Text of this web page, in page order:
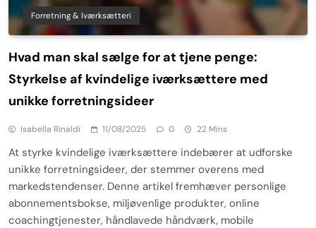
Forretning & Iværksætteri
Hvad man skal sælge for at tjene penge:
Styrkelse af kvindelige iværksættere med
unikke forretningsideer
Isabella Rinaldi 11/08/2025 0 22 Mins
At styrke kvindelige iværksættere indebærer at udforske
unikke forretningsideer, der stemmer overens med
markedstendenser. Denne artikel fremhæver personlige
abonnementsbokse, miljøvenlige produkter, online
coachingtjenester, håndlavede håndværk, mobile